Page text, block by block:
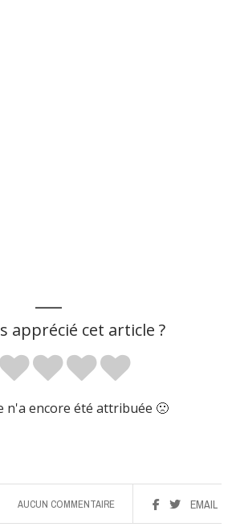
apprécié cet article ?
n'a encore été attribuée 🙁
EMAIL
AUCUN COMMENTAIRE